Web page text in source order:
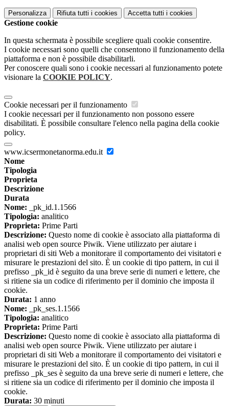
Personalizza Rifiuta tutti i cookies Accetta tutti i cookies
Gestione cookie
In questa schermata è possibile scegliere quali cookie consentire.
I cookie necessari sono quelli che consentono il funzionamento della
piattaforma e non è possibile disabilitarli.
Per conoscere quali sono i cookie necessari al funzionamento potete
visionare la COOKIE POLICY.
Cookie necessari per il funzionamento
I cookie necessari per il funzionamento non possono essere
disabilitati. È possibile consultare l'elenco nella pagina della cookie
policy.
www.icsermonetanorma.edu.it
Nome
Tipologia
Proprieta
Descrizione
Durata
Nome: _pk_id.1.1566
Tipologia: analitico
Proprieta: Prime Parti
Descrizione: Questo nome di cookie è associato alla piattaforma di
analisi web open source Piwik. Viene utilizzato per aiutare i
proprietari di siti Web a monitorare il comportamento dei visitatori e
misurare le prestazioni del sito. È un cookie di tipo pattern, in cui il
prefisso _pk_id è seguito da una breve serie di numeri e lettere, che
si ritiene sia un codice di riferimento per il dominio che imposta il
cookie.
Durata: 1 anno
Nome: _pk_ses.1.1566
Tipologia: analitico
Proprieta: Prime Parti
Descrizione: Questo nome di cookie è associato alla piattaforma di
analisi web open source Piwik. Viene utilizzato per aiutare i
proprietari di siti Web a monitorare il comportamento dei visitatori e
misurare le prestazioni del sito. È un cookie di tipo pattern, in cui il
prefisso _pk_ses è seguito da una breve serie di numeri e lettere, che
si ritiene sia un codice di riferimento per il dominio che imposta il
cookie.
Durata: 30 minuti